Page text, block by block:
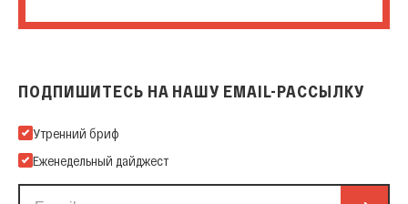
ПОДПИШИТЕСЬ НА НАШУ EMAIL-РАССЫЛКУ
Подпишитесь на нашу Email-рассылку
Утренний бриф
Еженедельный дайджест